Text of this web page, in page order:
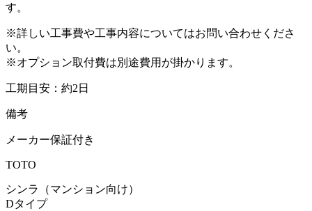
す。
※詳しい工事費や工事内容についてはお問い合わせくださ
い。
※オプション取付費は別途費用が掛かります。
工期目安：約2日
備考
メーカー保証付き
TOTO
シンラ（マンション向け）
Dタイプ